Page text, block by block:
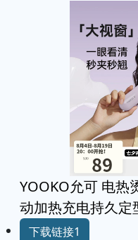
YOOKO允可 电热
动加热充电持久定
下载链接1